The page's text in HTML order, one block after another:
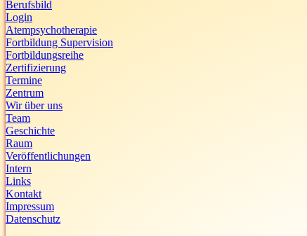
Berufsbild
Login
Atempsychotherapie
Fortbildung Supervision
Fortbildungsreihe
Zertifizierung
Termine
Zentrum
Wir über uns
Team
Geschichte
Raum
Veröffentlichungen
Intern
Links
Kontakt
Impressum
Datenschutz